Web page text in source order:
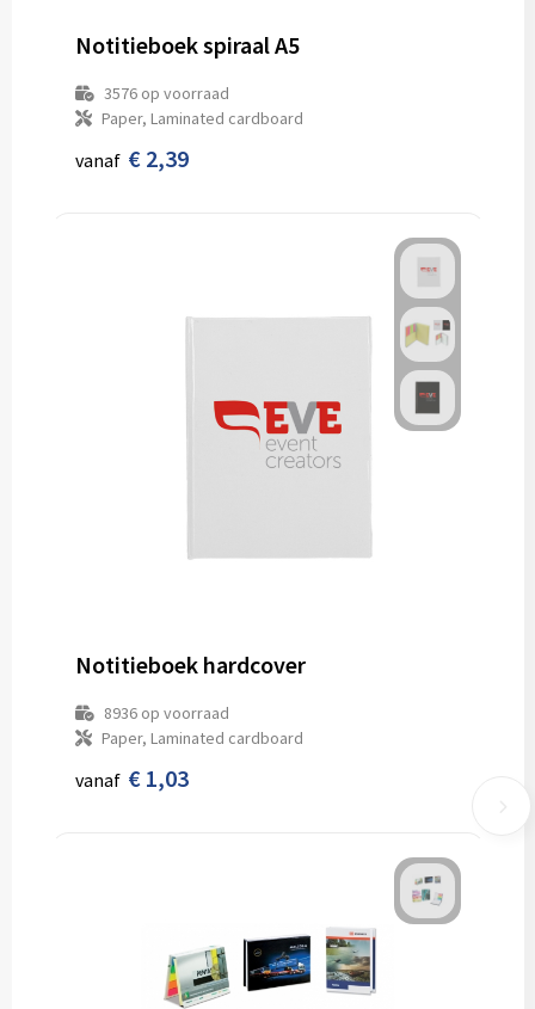
Notitieboek spiraal A5
3576op voorraad
Paper, Laminated cardboard
vanaf € 2,39
Notitieboek hardcover
8936op voorraad
Paper, Laminated cardboard
vanaf € 1,03